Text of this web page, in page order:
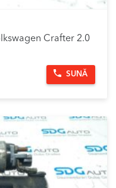
Crafter 2.0
SUNĂ